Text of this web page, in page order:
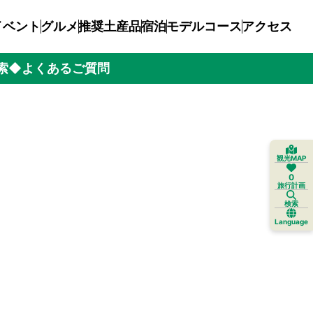
ベントグルメ推奨土産品宿泊モデルコースアクセス
◆よくあるご質問
観光MAP
0
旅行計画
検索
Language